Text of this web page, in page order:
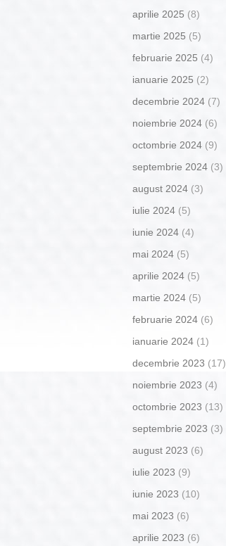
aprilie 2025 (8)
martie 2025 (5)
februarie 2025 (4)
ianuarie 2025 (2)
decembrie 2024 (7)
noiembrie 2024 (6)
octombrie 2024 (9)
septembrie 2024 (3)
august 2024 (3)
iulie 2024 (5)
iunie 2024 (4)
mai 2024 (5)
aprilie 2024 (5)
martie 2024 (5)
februarie 2024 (6)
ianuarie 2024 (1)
decembrie 2023 (17)
noiembrie 2023 (4)
octombrie 2023 (13)
septembrie 2023 (3)
august 2023 (6)
iulie 2023 (9)
iunie 2023 (10)
mai 2023 (6)
aprilie 2023 (6)